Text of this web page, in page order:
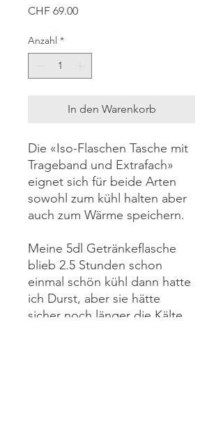
CHF 69.00Preis
Anzahl *
In den Warenkorb
Die «Iso-Flaschen Tasche mit
Trageband und Extrafach»
eignet sich für beide Arten
sowohl zum kühl halten aber
auch zum Wärme speichern.
Meine 5dl Getränkeflasche
blieb 2.5 Stunden schon
einmal schön kühl dann hatte
ich Durst, aber sie hätte
sicher noch länger die Kälte